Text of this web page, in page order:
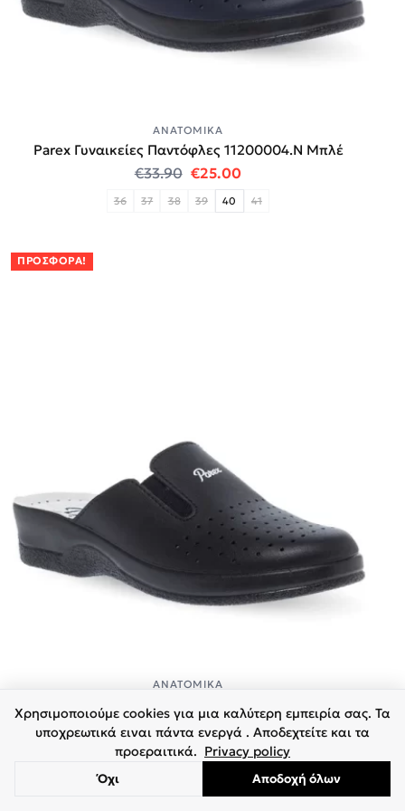
ΑΝΑΤΟΜΙΚΆ
Parex Γυναικείες Παντόφλες 11200004.N Μπλέ
€33.90 Original price was: €33.90.
€25.00Η τρέχουσα τιμή
36 37 38 39 40 41
ΠΡΟΣΦΟΡΆ!
ΑΝΑΤΟΜΙΚΆ
Parex Γυναικείες Παντόφλες 11200004.B Μαύρο
€33.90 Original price was: €33.90.
€25.00 Η τρέχουσα τιμή
36 37 38 39 40 41
Χρησιμοποιούμε cookies για μια καλύτερη εμπειρία σας. Τα
υποχρεωτικά ειναι πάντα ενεργά . Αποδεχτείτε και τα
προεραιτικά. Privacy policy
Όχι Αποδοχή όλων